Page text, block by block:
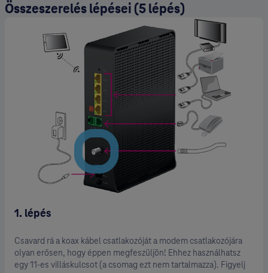
Összeszerelés lépései (5 lépés)
1. lépés
Csavard rá a koax kábel csatlakozóját a modem csatlakozójára
olyan erősen, hogy éppen megfeszüljön! Ehhez használhatsz
egy 11-es villáskulcsot (a csomag ezt nem tartalmazza). Figyelj